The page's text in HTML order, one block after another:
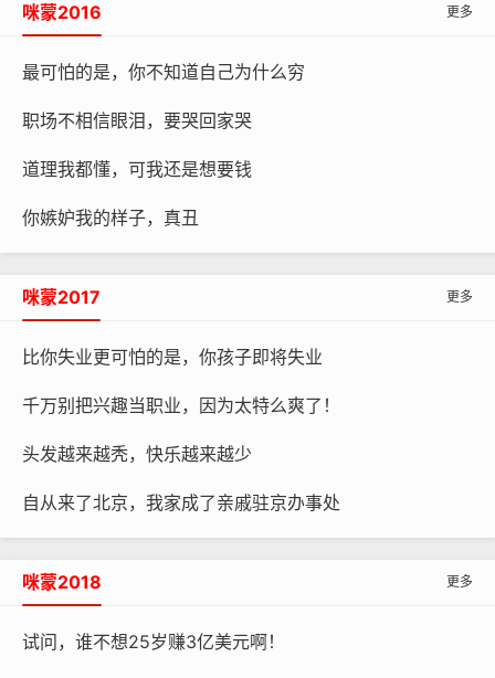
咪蒙2016 更多
最可怕的是，你不知道自己为什么穷
职场不相信眼泪，要哭回家哭
道理我都懂，可我还是想要钱
你嫉妒我的样子，真丑
咪蒙2017 更多
比你失业更可怕的是，你孩子即将失业
千万别把兴趣当职业，因为太特么爽了！
头发越来越秃，快乐越来越少
自从来了北京，我家成了亲戚驻京办事处
咪蒙2018 更多
试问，谁不想25岁赚3亿美元啊！